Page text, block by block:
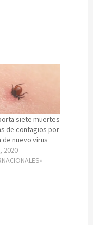
siete muertes
de contagios por
de nuevo virus
2020